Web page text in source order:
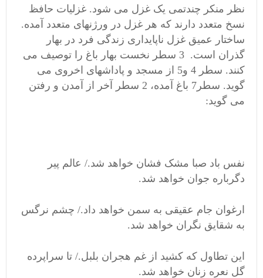
نظر منکر چندتمی یک غزل می شود. غزلیات حافظ
نسخ متعدد دارند که هر غزل در ورژنهای متعدد آمده.
ساختار عمیق غزل ناپایداری زندگی فرد در بهار
گذران است. 3 سطر نخست بهار باغ را توصیف می
کنند. سطر 4 و5 از مسجد و پاداشهای اخروی می
گوید. سطر7 باغ آمده، 2 سطر آخر از آمدن و رفتن
می گوید:
نفس باد صبا مشک فشان خواهد شد./ عالم پیر
دگرباره جوان خواهد شد.
ارغوان جام عقیقی به سمن خواهد داد./ چشم نرگس
به شقایق نگران خواهد شد.
این تطاول که کشید از غم هجران بلبل./ تا سراپرده
گل نعره زنان خواهد شد.